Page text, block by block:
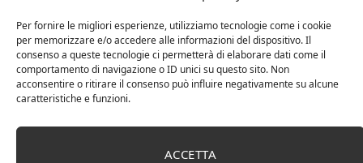
Per fornire le migliori esperienze, utilizziamo tecnologie come i cookie
per memorizzare e/o accedere alle informazioni del dispositivo. Il
consenso a queste tecnologie ci permetterà di elaborare dati come il
comportamento di navigazione o ID unici su questo sito. Non
acconsentire o ritirare il consenso può influire negativamente su alcune
caratteristiche e funzioni.
ACCETTA
Chanson Pere & Fils – Chassagne Montrachet
(box 3 x 0,75l) Mr. Vino bianco